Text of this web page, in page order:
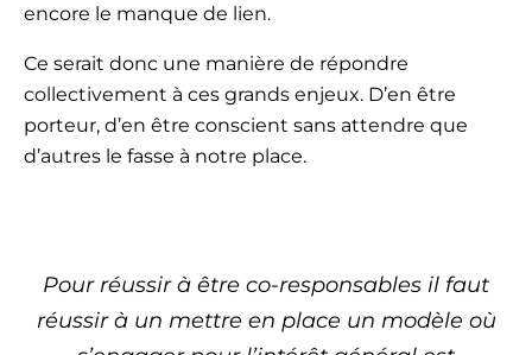
encore le manque de lien.
Ce serait donc une manière de répondre
collectivement à ces grands enjeux. D’en être
porteur, d’en être conscient sans attendre que
d’autres le fasse à notre place.
Pour réussir à être co-responsables il faut
réussir à un mettre en place un modèle où